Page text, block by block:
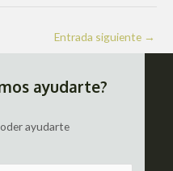
Entrada siguiente →
ayudarte?
ayudarte